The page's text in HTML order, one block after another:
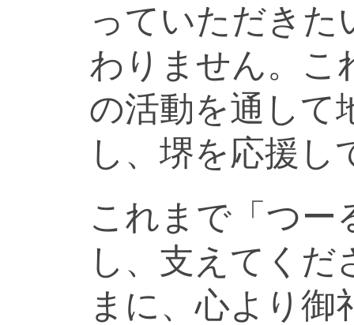
っていただきた
わりません。こ
の活動を通して
し、堺を応援し
これまで「つー
し、支えてく
まに、心より御